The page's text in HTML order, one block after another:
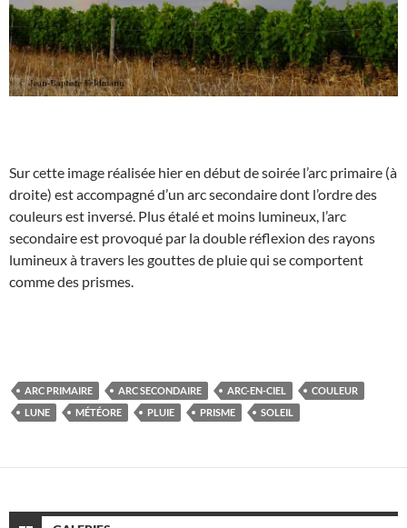
Sur cette image réalisée hier en début de soirée l’arc primaire (à
droite) est accompagné d’un arc secondaire dont l’ordre des
couleurs est inversé. Plus étalé et moins lumineux, l’arc
secondaire est provoqué par la double réflexion des rayons
lumineux à travers les gouttes de pluie qui se comportent
comme des prismes.
ARC PRIMAIRE ARC SECONDAIRE ARC-EN-CIEL
COULEUR
LUNE
MÉTÉORE PLUIE PRISME SOLEIL